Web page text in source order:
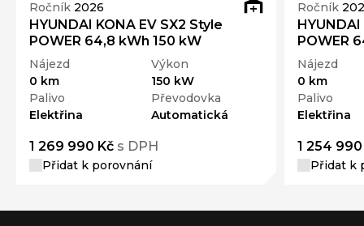
Ročník 2026
HYUNDAI KONA EV SX2 Style
POWER 64,8 kWh 150 kW
Nájezd
0 km
Výkon
150 kW
Palivo
Elektřina
Převodovka
Automatická
1 269 990 Kč s DPH
Přidat k porovnání
Ročník
POWER
Nájezd
0 km
Palivo
Elektřina
1 254 990
Přidat k